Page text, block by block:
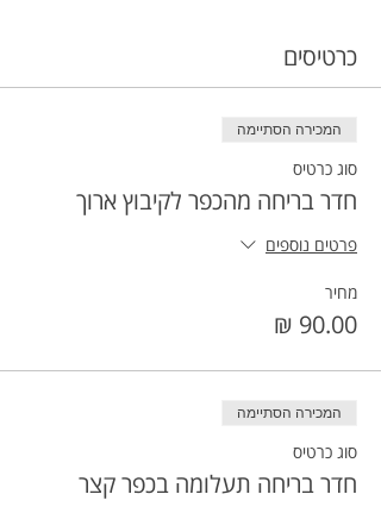
כרטיסים
המכירה הסתיימה
סוג כרטיס
חדר בריחה מהכפר לקיבוץ ארוך
פרטים נוספים
מחיר
המכירה הסתיימה
סוג כרטיס
חדר בריחה תעלומה בכפר קצר